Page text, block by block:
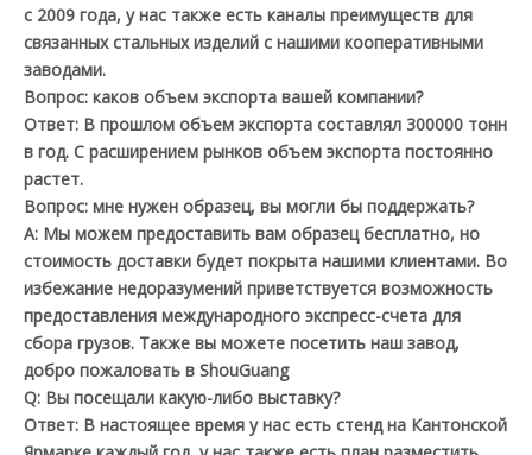
с 2009 года, у нас также есть каналы преимуществ для
связанных стальных изделий с нашими кооперативными
заводами.
Вопрос: каков объем экспорта вашей компании?
Ответ: В прошлом объем экспорта составлял 300000 тонн
в год. С расширением рынков объем экспорта постоянно
растет.
Вопрос: мне нужен образец, вы могли бы поддержать?
A: Мы можем предоставить вам образец бесплатно, но
стоимость доставки будет покрыта нашими клиентами. Во
избежание недоразумений приветствуется возможность
предоставления международного экспресс-счета для
сбора грузов. Также вы можете посетить наш завод,
добро пожаловать в ShouGuang
Q: Вы посещали какую-либо выставку?
Ответ: В настоящее время у нас есть стенд на Кантонской